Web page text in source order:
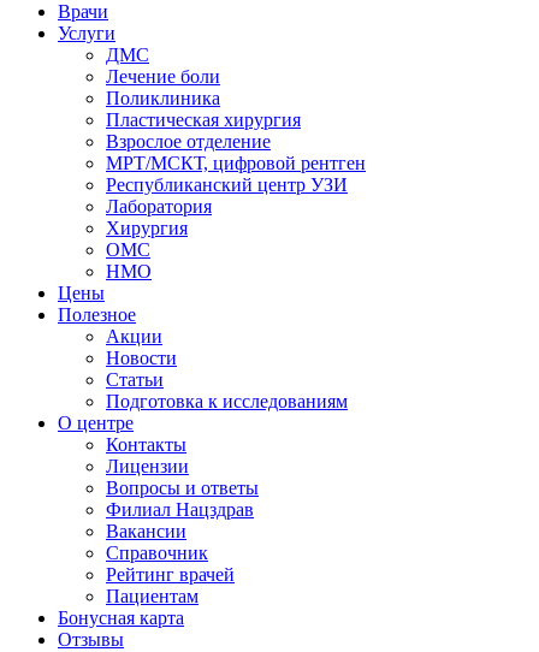
Врачи
Услуги
ДМС
Лечение боли
Поликлиника
Пластическая хирургия
Взрослое отделение
МРТ/МСКТ, цифровой рентген
Республиканский центр УЗИ
Лаборатория
Хирургия
ОМС
НМО
Цены
Полезное
Акции
Новости
Статьи
Подготовка к исследованиям
О центре
Контакты
Лицензии
Вопросы и ответы
Филиал Нацздрав
Вакансии
Справочник
Рейтинг врачей
Пациентам
Бонусная карта
Отзывы